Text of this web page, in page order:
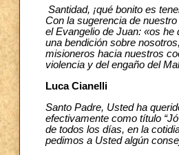
Santidad, ¡qué bonito es
Con la sugerencia de
el Evangelio de Juan: «os
una bendición sobre
misioneros hacia nuestros
violencia y del engaño del
Luca Cianelli
Santo Padre, Usted ha
efectivamente como título
de todos los días, en la
pedimos a Usted algún